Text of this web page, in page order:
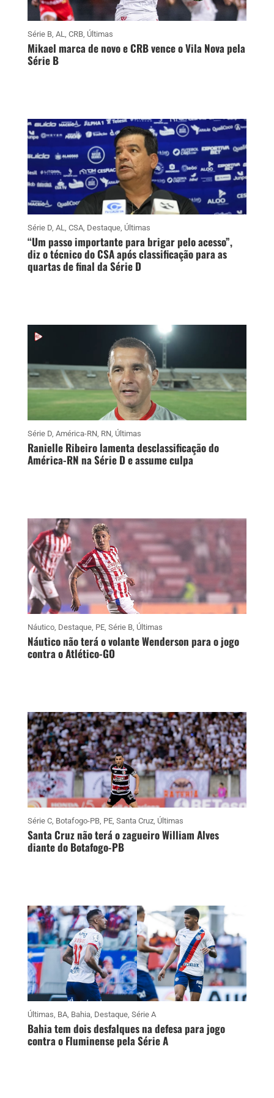
Série B, AL, CRB, Últimas
Mikael marca de novo e CRB vence o Vila Nova pela
Série B
Série D, AL, CSA, Destaque, Últimas
“Um passo importante para brigar pelo acesso”,
diz o técnico do CSA após classificação para as
quartas de final da Série D
Série D, América-RN, RN, Últimas
Ranielle Ribeiro lamenta desclassificação do
América-RN na Série D e assume culpa
Náutico, Destaque, PE, Série B, Últimas
Náutico não terá o volante Wenderson para o jogo
contra o Atlético-GO
Série C, Botafogo-PB, PE, Santa Cruz, Últimas
Santa Cruz não terá o zagueiro William Alves
diante do Botafogo-PB
Últimas, BA, Bahia, Destaque, Série A
Bahia tem dois desfalques na defesa para jogo
contra o Fluminense pela Série A